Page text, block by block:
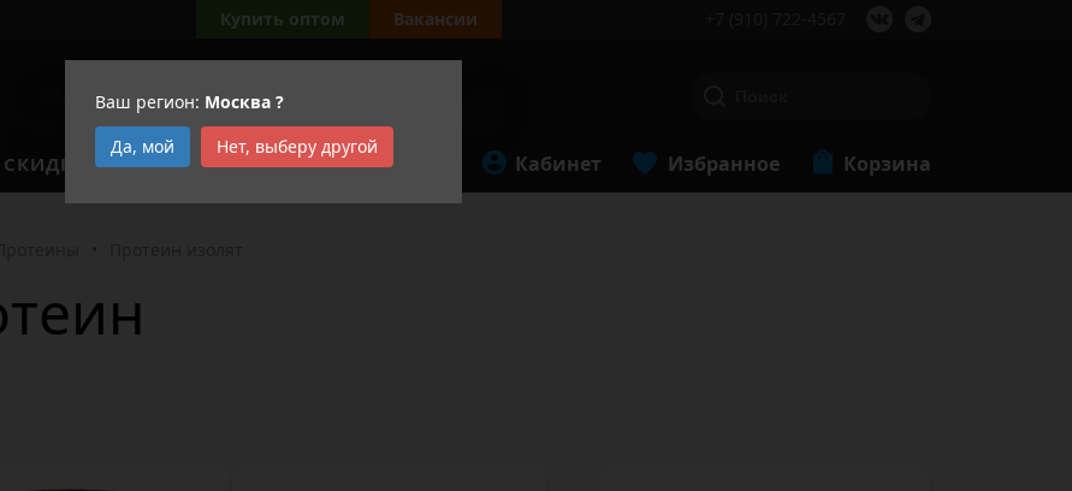
Ваш регион: Москва ?
Да, мой
Нет, выберу другой
Купить оптом Вакансии
СКИДКИ АКЦИИ Кабинет Избранное Корзина